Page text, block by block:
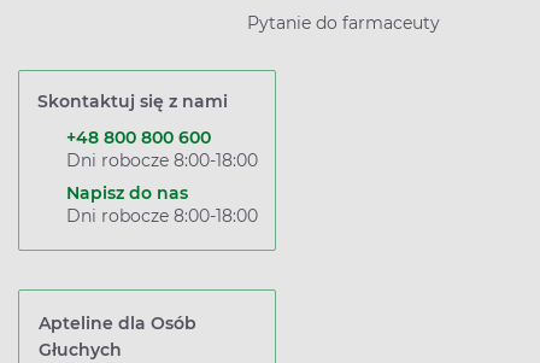
Pytanie do farmaceuty
Skontaktuj się z nami
+48 800 800 600
Dni robocze 8:00-18:00
Napisz do nas
Dni robocze 8:00-18:00
Apteline dla Osób
Głuchych